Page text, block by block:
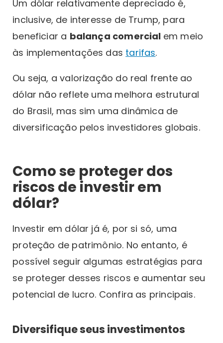
Um dólar relativamente depreciado é,
inclusive, de interesse de Trump, para
beneficiar a balança comercial em meio
às implementações das tarifas.
Ou seja, a valorização do real frente ao
dólar não reflete uma melhora estrutural
do Brasil, mas sim uma dinâmica de
diversificação pelos investidores globais.
Como se proteger dos
riscos de investir em
dólar?
Investir em dólar já é, por si só, uma
proteção de patrimônio. No entanto, é
possível seguir algumas estratégias para
se proteger desses riscos e aumentar seu
potencial de lucro. Confira as principais.
Diversifique seus investimentos